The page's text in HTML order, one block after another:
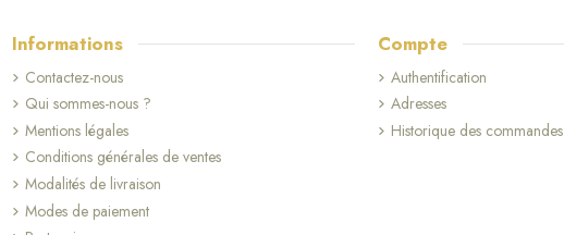
Informations
Contactez-nous
Qui sommes-nous ?
Mentions légales
Conditions générales de ventes
Modalités de livraison
Modes de paiement
Compte
Authentification
Adresses
Historique des commandes